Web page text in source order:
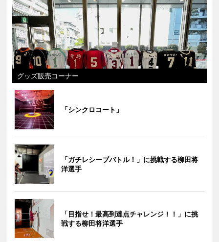
グッズ販売コーナー
「シンクロコート」
「ガチレシーブバトル！」に挑戦する柳田将
洋選手
「目指せ！最高到達点チャレンジ！！」に挑
戦する柳田将洋選手